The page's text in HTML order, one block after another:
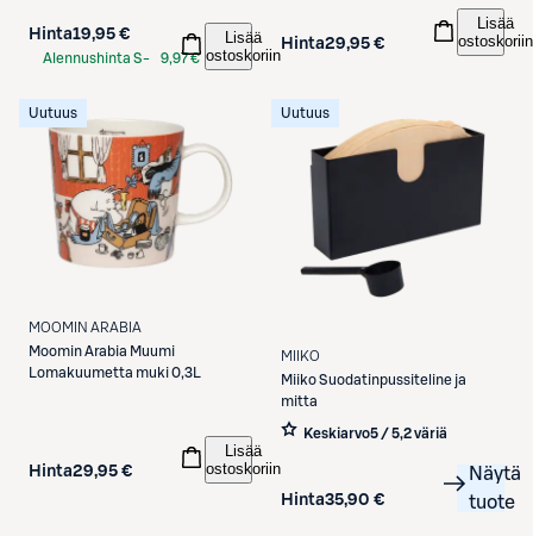
Hinta19,95 €
Alennushinta S-
9,97 €
Lisää
ostoskoriin
Hinta29,95 €
Lisää
ostoskoriin
Uutuus
MOOMIN ARABIA
Moomin Arabia Muumi
Lomakuumetta muki 0,3L
Hinta29,95 €
Lisää
ostoskoriin
Uutuus
MIIKO
MiikoSuodatinpussiteline ja
mitta
Keskiarvo5 / 5,2 väriä
Hinta35,90 €
Näytä
tuote